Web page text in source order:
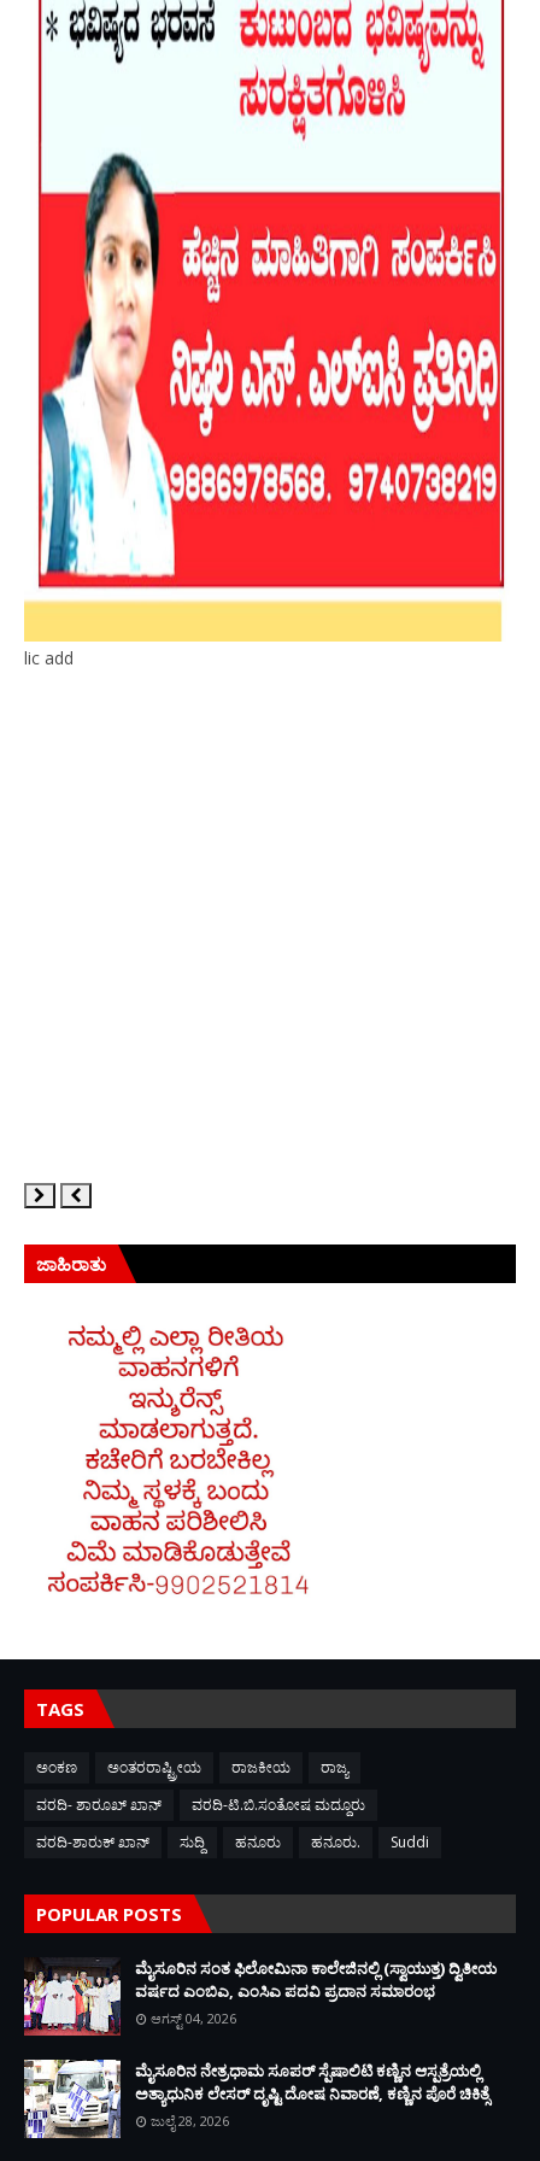
lic add
ಜಾಹಿರಾತು
TAGS
ಅಂಕಣ ಅಂತರರಾಷ್ಟ್ರೀಯ ರಾಜಕೀಯ
ರಾಜ್ಯ
ವರದಿ- ಶಾರೂಖ್ ಖಾನ್
ವರದಿ-ಟಿ.ಬಿ.ಸಂತೋಷ ಮದ್ದೂರು
ವರದಿ-ಶಾರುಕ್ ಖಾನ್
ಸುದ್ದಿ ಹನೂರು ಹನೂರು. Suddi
POPULAR POSTS
ಮೈಸೂರಿನ ಸಂತ ಫಿಲೋಮಿನಾ ಕಾಲೇಜಿನಲ್ಲಿ (ಸ್ವಾಯುತ್ತ) ದ್ವಿತೀಯ
ವರ್ಷದ ಎಂಬಿಎ, ಎಂಸಿಎ ಪದವಿ ಪ್ರದಾನ ಸಮಾರಂಭ
ಆಗಸ್ಟ್ 04, 2026
ಮೈಸೂರಿನ ನೇತ್ರಧಾಮ ಸೂಪರ್ ಸ್ಪೆಷಾಲಿಟಿ ಕಣ್ಣಿನ ಆಸ್ಪತ್ರೆಯಲ್ಲಿ
ಅತ್ಯಾಧುನಿಕ ಲೇಸರ್ ದೃಷ್ಟಿ ದೋಷ ನಿವಾರಣೆ, ಕಣ್ಣಿನ ಪೊರೆ ಚಿಕಿತ್ಸೆ
ಜುಲೈ 28, 2026